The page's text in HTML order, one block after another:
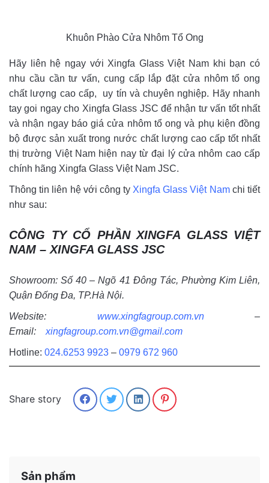
Khuôn Phào Cửa Nhôm Tổ Ong
Hãy liên hệ ngay với Xingfa Glass Việt Nam khi bạn có
nhu cầu cần tư vấn, cung cấp lắp đặt cửa nhôm tổ ong
chất lượng cao cấp, uy tín và chuyên nghiệp. Hãy nhanh
tay goi ngay cho Xingfa Glass JSC để nhận tư vấn tốt nhất
và nhận ngay báo giá cửa nhôm tổ ong và phụ kiện đồng
bộ được sản xuất trong nước chất lượng cao cấp tốt nhất
thị trường Việt Nam hiện nay từ đại lý cửa nhôm cao cấp
chính hãng Xingfa Glass Việt Nam JSC.
Thông tin liên hệ với công ty Xingfa Glass Việt Namchi tiết
như sau:
CÔNG TY CỔ PHẦN XINGFA GLASS VIỆT
NAM – XINGFA GLASS JSC
Showroom: Số 40 – Ngõ 41 Đông Tác, Phường Kim Liên,
Quận Đống Đa, TP.Hà Nội.
Website: www.xingfagroup.com.vn–
Email: xingfagroup.com.vn@gmail.com
Hotline: 024.6253 9923 – 0979 672 960
Share story
Sản phẩm